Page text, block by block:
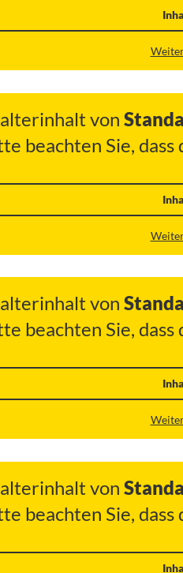
von
beachten Sie,
von
beachten Sie,
von
beachten Sie,